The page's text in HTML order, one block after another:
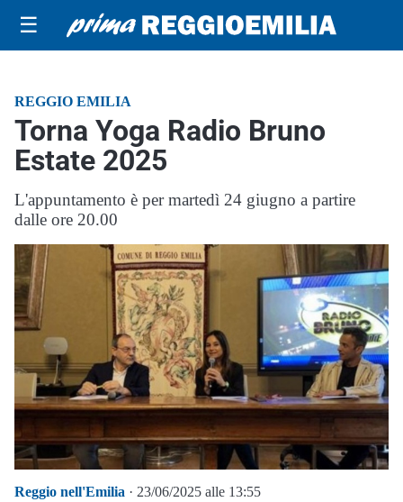
☰
REGGIO EMILIA
Torna Yoga Radio Bruno
Estate 2025
L'appuntamento è per martedì 24 giugno a partire
dalle ore 20.00
Reggio nell'Emilia · 23/06/2025 alle 13:55